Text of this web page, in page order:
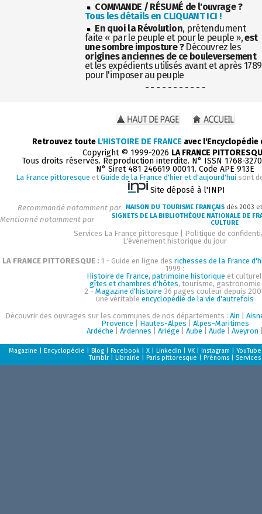
COMMANDE / RÉSUMÉ de l'ouvrage ?
Tous les détails en CLIQUANT ICI !
En quoi la Révolution, prétendument
faite « par le peuple et pour le peuple »,est
une sombre imposture ?Découvrez les
origines anciennes de ce bouleversement
et les expédients utilisés avant et après 1789
pour l'imposer au peuple
- - - - - - - - - - -
Retrouvez toute L'HISTOIRE DE FRANCE avec
Copyright © 1999-2026 LA FRANCE
Tous droits réservés. Reproduction interdite. N° ISSN 1768-
N° Siret 481 246619 00011. Code APE 913E
La France pittoresque et Guide de la France d'hier et d'aujourd'hui sont
Site déposé à l'INPI
Recommandé notamment par MAISON DU TOURISME FRANÇAIS dès 2003
Mentionné notamment par
SIGNETS DE LA BIBLIOTHÈQUE NATIONALE DE
CULTURE
Services La France pittoresque
Politique de
L'événement historique du jour
LA FRANCE PITTORESQUE : 1 - Guide en ligne des richesses de la France
1999 :
Histoire de France, patrimoine historique et
gîtes et chambres d'hôtes, tourisme, gastronomie
2 - Magazine d'histoire 36 pages couleur depuis
une véritableencyclopédie de la vie d'autrefois
Découvrir des ouvrages sur les communes de nos départements :Ain |
Provence
Hautes-Alpes
Alpes-Maritimes
Ardèche |Ardennes |Ariège |Aube |Aude |Aveyron
Magazine |Encyclopédie |Blog |Facebook |X |LinkedIn |VK |Instagram |YouTube
Tumblr |Librairie |Paris pittoresque |Prénoms Services